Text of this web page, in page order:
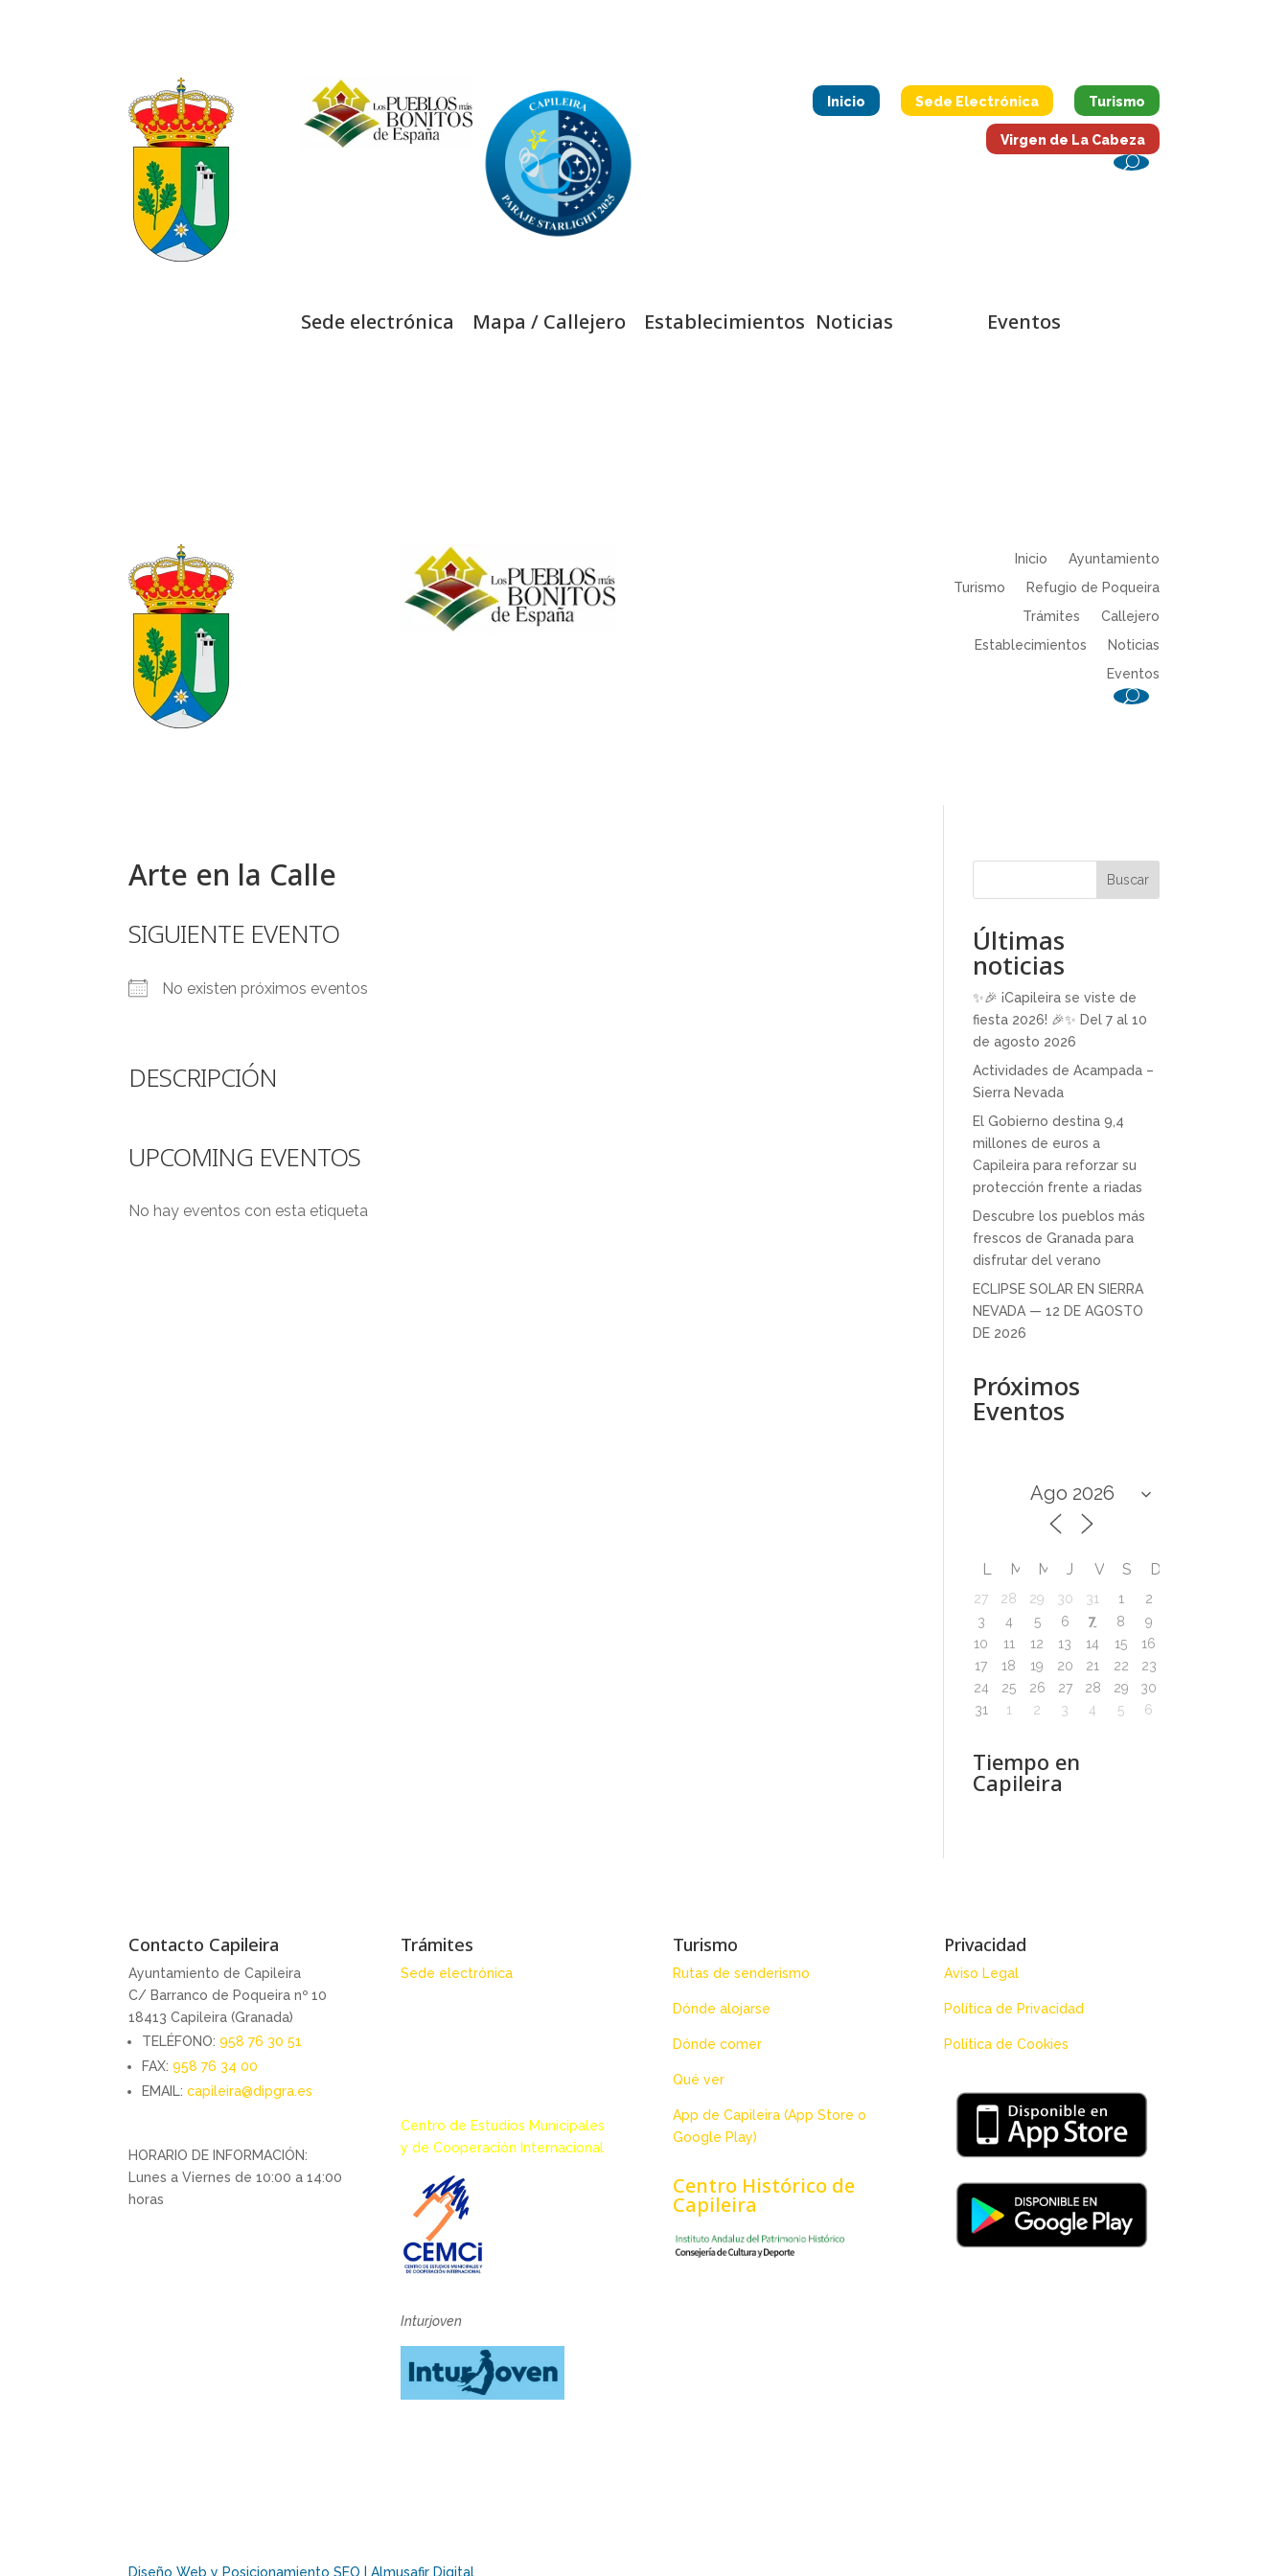
Inicio Sede Electrónica Turismo
Virgen de La Cabeza
Sede electrónica Mapa / Callejero Establecimientos Noticias Eventos
Inicio
Ayuntamiento
Turismo
Refugio de Poqueira
Trámites
Callejero
Establecimientos
Noticias
Eventos
Arte en la Calle
SIGUIENTE EVENTO
No existen próximos eventos
DESCRIPCIÓN
UPCOMING EVENTOS
No hay eventos con esta etiqueta
Buscar
Últimas
noticias
✨🎉 ¡Capileira se viste de
fiesta 2026! 🎉✨ Del 7 al 10
de agosto 2026
Actividades de Acampada –
Sierra Nevada
El Gobierno destina 9,4
millones de euros a
Capileira para reforzar su
protección frente a riadas
Descubre los pueblos más
frescos de Granada para
disfrutar del verano
ECLIPSE SOLAR EN SIERRA
NEVADA — 12 DE AGOSTO
DE 2026
Próximos
Eventos
L M M J V S D
27 28 29 30 31 1
2
3
4 5 6 7 8
9
10
11 12 13 14 15
16
17
18 19 20 21 22
23
24
25 26 27 28 29
30
31
1 2 3 4 5 6
Tiempo en
Capileira
Contacto Capileira
Ayuntamiento de Capileira
C/ Barranco de Poqueira nº 10
18413 Capileira (Granada)
TELÉFONO:958 76 30 51
FAX:958 76 34 00
EMAIL:capileira@dipgra.es
HORARIO DE INFORMACIÓN:
Lunes a Viernes de 10:00 a 14:00
horas
Trámites
Sede electrónica
Centro de Estudios Municipales
y de Cooperación Internacional
Inturjoven
Turismo
Rutas de senderismo
Dónde alojarse
Dónde comer
Qué ver
App de Capileira (App Store o
Google Play)
Centro Histórico de
Capileira
Privacidad
Aviso Legal
Política de Privacidad
Política de Cookies
Diseño Web y Posicionamiento SEO | Almusafir Digital